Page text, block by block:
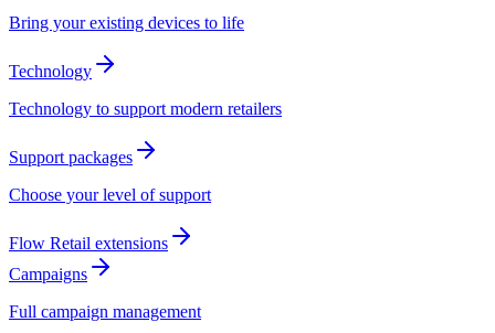
Bring your existing devices to life​​​​‌ ‍ ​‍​‍‌‍ ‌ ​‍‌‍‍‌‌‍‌ ‌‍‍‌‌‍ ‍​‍​‍​ ‍‍​‍​‍‌ ​ ‌‍​‌‌‍ ‍‌‍‍‌‌ ‌​‌ ‍‌​‍ ‍‌‍‍‌‌‍ ​‍​‍​‍ ​​‍​‍‌‍‍​‌ ​‍‌‍‌‌‌‍‌‍​‍​‍​ ‍‍​‍​‍‌‍‍​‌ ‌​‌ ‌​‌ ​​​ ‍‍​‍ ​‍ ‌‍ ​‌‍ ‌‍​ ‌‍​‌‌‍ ​‌‍‍​‌‍ ‌ ​ ‌ ‌​​ ‍‍​ ​ ​ ​​​ ​​​ ​​​‍ ‌ ​ ‌ ‌​‌ ‌‌‌‍‌​‌‍‍‌‌‍ ​‍ ‌‍‍‌‌‍ ‍‌ ‌​‌‍‌‌‌‍ ‍‌ ‌​​‍ ‌‍‌‌‌‍‌​‌‍‍‌‌ ‌​​‍ ‌‍ ‌‌‍ ‌‍‌​‌‍‌‌​ ‌‌ ​​‌ ​‍‌‍‌‌‌ ​ ‌‍‌‌‌‍ ‍‌ ‌​‌‍​‌‌ ‌​‌‍‍‌‌‍ ‌‍ ‍​ ‍ ‌‍‍‌‌‍‌​​ ‌​ ​‌​ ‍​​ ‍​‌‍‌‍‌‍​ ​ ‌ ​ ​ ‌‍​ ​‍ ‌​ ​ ‌‍​‌​ ​​‌‍‌‌​‍ ‌​ ‌​​ ​ ​ ​‌​ ​​​‍ ‌​ ‍​‌‍‌‍​ ‍‌​ ​ ​‍ ‌‌‍​‌‌‍‌‍‌‍​ ‌‍​‍​ ‌‍‌‍​ ​ ​‌​ ​ ​ ‍‌​ ‍‌​ ‌‍‌‍​‍​ ‍ ‌ ‌​‌ ‍‌‌ ​​‌‍‌‌​ ‌‌‍ ‍‌‍​‌‌ ‌‍‌‍‍‌‌‍‌ ‌‍​‌‌ ‌​‌‍‍‌‌‍ ‌‍ ‍​ ‍ ‌ ​​‌‍​‌‌ ‌​‌‍‍​​ ‌‌‍ ‍‌‍​‌‌ ‌‍‌‍‍‌‌‍‌ ‌‍​‌‌ ‌​‌‍‍‌‌‍ ‌‍ ‍‌​‍‌‌ ‌​‌‍‌‌‌‍ ‌‌ ​ ​‍‌‌​ ‌‌‌​​‍‌‌ ‌‍‍ ‌‍‌‌‌ ‍‌​‍‌‌​ ​ ‌​‌​​‍‌‌​ ​ ‌​‌​​‍‌‌​ ​‍​ ​‍​ ​‌‌‍​‍​ ​​​ ‌‍‌‍‌​​ ​​​ ‌ ​ ‌​​ ​‍​ ‌‌​ ​‌​ ​‌​‍‌‌​ ​‍​ ​‍​‍‌‌​ ‌‌‌​‌​​‍ ‍‌‍​ ‌‍‍​‌‍‍‌‌‍ ​‌‍‌​‌ ​‍‌‍‌‌‌‍ ‍​‍‌‌​ ‌‌‌​​‍‌‌ ‌‍‍ ‌‍‌‌‌ ‍‌​‍‌‌​ ​ ‌​‌​​‍‌‌​ ​ ‌​‌​​‍‌‌​ ​‍​ ​‍‌‍‌‍​ ​​​ ​‌​ ‌‍​ ‌​​ ​ ​ ‌‌‌‍‌‍​ ​​​ ​ ​ ‌‍​ ​ ​‍‌‌​ ​‍​ ​‍​‍‌‌​ ‌‌‌​‌​​‍ ‍‌‍​ ‌‍‍​‌‍‍‌‌‍ ​‌‍‌​‌ ​‍‌‍‌‌‌‍ ‍​‍‌‌​ ‌‌‌​​‍‌‌ ‌‍‍ ‌‍‌‌‌ ‍‌​‍‌‌​ ​ ‌​‌​​‍‌‌​ ​ ‌​‌​​‍‌‌​ ​‍​ ​‍‌‍‌‍‌‍‌‍​ ‍​​ ‌ ​ ‌‍​ ‌​‌‍‌‍​ ​​‌‍​ ‌‍‌​​ ‍‌‌‍​‌​‍‌‌​ ​‍​ ​‍​‍‌‌​ ‌‌‌​‌​​‍ ‍‌‍‌‌‌ ‍​‌‍​ ‌‍‌‌‌ ​‍‌ ​​‌ ‌​​ ‌‍​‍‌‍​‌‌ ​ ‌‍‌‌‌‌‌‌‌ ​‍‌‍ ​​ ‌‌‍‍​‌ ‌​‌ ‌​‌ ​​​‍‌‌​ ​ ‌​​‌​‍‌‌​ ​‍‌​‌‍​‍‌‌​ ​‍‌​‌‍‌‍ ​‌‍ ‌‍​ ‌‍​‌‌‍ ​‌‍‍​‌‍ ‌ ​ ‌ ‌​​‍‌‌​ ​ ‌​​‌​ ​ ​ ​​​ ​​​ ​​​‍‌‌​ ​‍‌​‌‍‌ ​ ‌ ‌​‌ ‌‌‌‍‌​‌‍‍‌‌‍ ​‍‌‍‌‍‍‌‌‍‌​​ ‌​ ​‌​ ‍​​ ‍​‌‍‌‍‌‍​ ​ ‌ ​ ​ ‌‍​ ​‍ ‌​ ​ ‌‍​‌​ ​​‌‍‌‌​‍ ‌​ ‌​​ ​ ​ ​‌​ ​​​‍ ‌​ ‍​‌‍‌‍​ ‍‌​ ​ ​‍ ‌‌‍​‌‌‍‌‍‌‍​ ‌‍​‍​ ‌‍‌‍​ ​ ​‌​ ​ ​ ‍‌​ ‍‌​ ‌‍‌‍​‍​‍‌‍‌ ‌​‌ ‍‌‌ ​​‌‍‌‌​ ‌‌‍ ‍‌‍​‌‌ ‌‍‌‍‍‌‌‍‌ ‌‍​‌‌ ‌​‌‍‍‌‌‍ ‌‍ ‍​‍‌‍‌ ​​‌‍​‌‌ ‌​‌‍‍​​ ‌‌‍ ‍‌‍​‌‌ ‌‍‌‍‍‌‌‍‌ ‌‍​‌‌ ‌​‌‍‍‌‌‍ ‌‍ ‍‌​‍‌‌ ‌​‌‍‌‌‌‍ ‌‌ ​ ​‍‌‌​ ‌‌‌​​‍‌‌ ‌‍‍ ‌‍‌‌‌ ‍‌​‍‌‌​ ​ ‌​‌​​‍‌‌​ ​ ‌​‌​​‍‌‌​ ​‍​ ​‍​ ​‌‌‍​‍​ ​​​ ‌‍‌‍‌​​ ​​​ ‌ ​ ‌​​ ​‍​ ‌‌​ ​‌​ ​‌​‍‌‌​ ​‍​ ​‍​‍‌‌​ ‌‌‌​‌​​‍ ‍‌‍​ ‌‍‍​‌‍‍‌‌‍ ​‌‍‌​‌ ​‍‌‍‌‌‌‍ ‍​‍‌‌​ ‌‌‌​​‍‌‌ ‌‍‍ ‌‍‌‌‌ ‍‌​‍‌‌​ ​ ‌​‌​​‍‌‌​ ​ ‌​‌​​‍‌‌​ ​‍​ ​‍‌‍‌‍​ ​​​ ​‌​ ‌‍​ ‌​​ ​ ​ ‌‌‌‍‌‍​ ​​​ ​ ​ ‌‍​ ​ ​‍‌‌​ ​‍​ ​‍​‍‌‌​ ‌‌‌​‌​​‍ ‍‌‍​ ‌‍‍​‌‍‍‌‌‍ ​‌‍‌​‌ ​‍‌‍‌‌‌‍ ‍​‍‌‌​ ‌‌‌​​‍‌‌ ‌‍‍ ‌‍‌‌‌ ‍‌​‍‌‌​ ​ ‌​‌​​‍‌‌​ ​ ‌​‌​​‍‌‌​ ​‍​ ​‍‌‍‌‍‌‍‌‍​ ‍​​ ‌ ​ ‌‍​ ‌​‌‍‌‍​ ​​‌‍​ ‌‍‌​​ ‍‌‌‍​‌​‍‌‌​ ​‍​ ​‍​‍‌‌​ ‌‌‌​‌​​‍ ‍‌‍‌‌‌ ‍​‌‍​ ‌‍‌‌‌ ​‍‌ ​​‌ ‌​​‍‌‍‌ ​​‌‍‌‌‌ ​‍‌ ​ ‌ ​​‌‍‌‌‌‍​ ‌ ‌​‌‍‍‌‌ ‌‍‌‍‌‌​ ‌‌ ​​‌ ‌‌‌‍​‍‌‍ ​‌‍‍‌‌ ​ ‌‍‍​‌‍‌‌‌‍‌​​‍​‍‌ ‌
Technology​​​​‌ ‍ ​‍​‍‌‍ ‌ ​‍‌‍‍‌‌‍‌ ‌‍‍‌‌‍ ‍​‍​‍​ ‍‍​‍​‍‌ ​ ‌‍​‌‌‍ ‍‌‍‍‌‌ ‌​‌ ‍‌​‍ ‍‌‍‍‌‌‍ ​‍​‍​‍ ​​‍​‍‌‍‍​‌ ​‍‌‍‌‌‌‍‌‍​‍​‍​ ‍‍​‍​‍‌‍‍​‌ ‌​‌ ‌​‌ ​​​ ‍‍​‍ ​‍ ‌‍ ​‌‍ ‌‍​ ‌‍​‌‌‍ ​‌‍‍​‌‍ ‌ ​ ‌ ‌​​ ‍‍​ ​ ​ ​​​ ​​​ ​​​‍ ‌ ​ ‌ ‌​‌ ‌‌‌‍‌​‌‍‍‌‌‍ ​‍ ‌‍‍‌‌‍ ‍‌ ‌​‌‍‌‌‌‍ ‍‌ ‌​​‍ ‌‍‌‌‌‍‌​‌‍‍‌‌ ‌​​‍ ‌‍ ‌‌‍ ‌‍‌​‌‍‌‌​ ‌‌ ​​‌ ​‍‌‍‌‌‌ ​ ‌‍‌‌‌‍ ‍‌ ‌​‌‍​‌‌ ‌​‌‍‍‌‌‍ ‌‍ ‍​ ‍ ‌‍‍‌‌‍‌​​ ‌​ ​‌​ ‍​​ ‍​‌‍‌‍‌‍​ ​ ‌ ​ ​ ‌‍​ ​‍ ‌​ ​ ‌‍​‌​ ​​‌‍‌‌​‍ ‌​ ‌​​ ​ ​ ​‌​ ​​​‍ ‌​ ‍​‌‍‌‍​ ‍‌​ ​ ​‍ ‌‌‍​‌‌‍‌‍‌‍​ ‌‍​‍​ ‌‍‌‍​ ​ ​‌​ ​ ​ ‍‌​ ‍‌​ ‌‍‌‍​‍​ ‍ ‌ ‌​‌ ‍‌‌ ​​‌‍‌‌​ ‌‌‍ ‍‌‍​‌‌ ‌‍‌‍‍‌‌‍‌ ‌‍​‌‌ ‌​‌‍‍‌‌‍ ‌‍ ‍​ ‍ ‌ ​​‌‍​‌‌ ‌​‌‍‍​​ ‌‌‍ ‍‌‍​‌‌ ‌‍‌‍‍‌‌‍‌ ‌‍​‌‌ ‌​‌‍‍‌‌‍ ‌‍ ‍‌​‍‌‌ ‌​‌‍‌‌‌‍ ‌‌ ​ ​‍‌‌​ ‌‌‌​​‍‌‌ ‌‍‍ ‌‍‌‌‌ ‍‌​‍‌‌​ ​ ‌​‌​​‍‌‌​ ​ ‌​‌​​‍‌‌​ ​‍​ ​‍​ ​‌‌‍​‍​ ​​​ ‌‍‌‍‌​​ ​​​ ‌ ​ ‌​​ ​‍​ ‌‌​ ​‌​ ​‌​‍‌‌​ ​‍​ ​‍​‍‌‌​ ‌‌‌​‌​​‍ ‍‌‍​ ‌‍‍​‌‍‍‌‌‍ ​‌‍‌​‌ ​‍‌‍‌‌‌‍ ‍​‍‌‌​ ‌‌‌​​‍‌‌ ‌‍‍ ‌‍‌‌‌ ‍‌​‍‌‌​ ​ ‌​‌​​‍‌‌​ ​ ‌​‌​​‍‌‌​ ​‍​ ​‍‌‍‌‍​ ​​​ ​‌​ ‌‍​ ‌​​ ​ ​ ‌‌‌‍‌‍​ ​​​ ​ ​ ‌‍​ ​ ​‍‌‌​ ​‍​ ​‍​‍‌‌​ ‌‌‌​‌​​‍ ‍‌‍​ ‌‍‍​‌‍‍‌‌‍ ​‌‍‌​‌ ​‍‌‍‌‌‌‍ ‍​‍‌‌​ ‌‌‌​​‍‌‌ ‌‍‍ ‌‍‌‌‌ ‍‌​‍‌‌​ ​ ‌​‌​​‍‌‌​ ​ ‌​‌​​‍‌‌​ ​‍​ ​‍​ ​​‌‍‌​​ ‌​​ ​ ‌‍‌​​ ​‍‌‍​‌​ ‌‌‌‍‌‌‌‍‌​​ ‌‌​ ​​​‍‌‌​ ​‍​ ​‍​‍‌‌​ ‌‌‌​‌​​‍ ‍‌ ‌​‌‍‍‌‌ ‌​‌‍ ​‌‍‌‌​ ‌‍​‍‌‍​‌‌ ​ ‌‍‌‌‌‌‌‌‌ ​‍‌‍ ​​ ‌‌‍‍​‌ ‌​‌ ‌​‌ ​​​‍‌‌​ ​ ‌​​‌​‍‌‌​ ​‍‌​‌‍​‍‌‌​ ​‍‌​‌‍‌‍ ​‌‍ ‌‍​ ‌‍​‌‌‍ ​‌‍‍​‌‍ ‌ ​ ‌ ‌​​‍‌‌​ ​ ‌​​‌​ ​ ​ ​​​ ​​​ ​​​‍‌‌​ ​‍‌​‌‍‌ ​ ‌ ‌​‌ ‌‌‌‍‌​‌‍‍‌‌‍ ​‍‌‍‌‍‍‌‌‍‌​​ ‌​ ​‌​ ‍​​ ‍​‌‍‌‍‌‍​ ​ ‌ ​ ​ ‌‍​ ​‍ ‌​ ​ ‌‍​‌​ ​​‌‍‌‌​‍ ‌​ ‌​​ ​ ​ ​‌​ ​​​‍ ‌​ ‍​‌‍‌‍​ ‍‌​ ​ ​‍ ‌‌‍​‌‌‍‌‍‌‍​ ‌‍​‍​ ‌‍‌‍​ ​ ​‌​ ​ ​ ‍‌​ ‍‌​ ‌‍‌‍​‍​‍‌‍‌ ‌​‌ ‍‌‌ ​​‌‍‌‌​ ‌‌‍ ‍‌‍​‌‌ ‌‍‌‍‍‌‌‍‌ ‌‍​‌‌ ‌​‌‍‍‌‌‍ ‌‍ ‍​‍‌‍‌ ​​‌‍​‌‌ ‌​‌‍‍​​ ‌‌‍ ‍‌‍​‌‌ ‌‍‌‍‍‌‌‍‌ ‌‍​‌‌ ‌​‌‍‍‌‌‍ ‌‍ ‍‌​‍‌‌ ‌​‌‍‌‌‌‍ ‌‌ ​ ​‍‌‌​ ‌‌‌​​‍‌‌ ‌‍‍ ‌‍‌‌‌ ‍‌​‍‌‌​ ​ ‌​‌​​‍‌‌​ ​ ‌​‌​​‍‌‌​ ​‍​ ​‍​ ​‌‌‍​‍​ ​​​ ‌‍‌‍‌​​ ​​​ ‌ ​ ‌​​ ​‍​ ‌‌​ ​‌​ ​‌​‍‌‌​ ​‍​ ​‍​‍‌‌​ ‌‌‌​‌​​‍ ‍‌‍​ ‌‍‍​‌‍‍‌‌‍ ​‌‍‌​‌ ​‍‌‍‌‌‌‍ ‍​‍‌‌​ ‌‌‌​​‍‌‌ ‌‍‍ ‌‍‌‌‌ ‍‌​‍‌‌​ ​ ‌​‌​​‍‌‌​ ​ ‌​‌​​‍‌‌​ ​‍​ ​‍‌‍‌‍​ ​​​ ​‌​ ‌‍​ ‌​​ ​ ​ ‌‌‌‍‌‍​ ​​​ ​ ​ ‌‍​ ​ ​‍‌‌​ ​‍​ ​‍​‍‌‌​ ‌‌‌​‌​​‍ ‍‌‍​ ‌‍‍​‌‍‍‌‌‍ ​‌‍‌​‌ ​‍‌‍‌‌‌‍ ‍​‍‌‌​ ‌‌‌​​‍‌‌ ‌‍‍ ‌‍‌‌‌ ‍‌​‍‌‌​ ​ ‌​‌​​‍‌‌​ ​ ‌​‌​​‍‌‌​ ​‍​ ​‍​ ​​‌‍‌​​ ‌​​ ​ ‌‍‌​​ ​‍‌‍​‌​ ‌‌‌‍‌‌‌‍‌​​ ‌‌​ ​​​‍‌‌​ ​‍​ ​‍​‍‌‌​ ‌‌‌​‌​​‍ ‍‌ ‌​‌‍‍‌‌ ‌​‌‍ ​‌‍‌‌​‍‌‍‌ ​​‌‍‌‌‌ ​‍‌ ​ ‌ ​​‌‍‌‌‌‍​ ‌ ‌​‌‍‍‌‌ ‌‍‌‍‌‌​ ‌‌ ​​‌ ‌‌‌‍​‍‌‍ ​‌‍‍‌‌ ​ ‌‍‍​‌‍‌‌‌‍‌​​‍​‍‌ ‌
Technology to support modern retailers​​​​‌ ‍ ​‍​‍‌‍ ‌ ​‍‌‍‍‌‌‍‌ ‌‍‍‌‌‍ ‍​‍​‍​ ‍‍​‍​‍‌ ​ ‌‍​‌‌‍ ‍‌‍‍‌‌ ‌​‌ ‍‌​‍ ‍‌‍‍‌‌‍ ​‍​‍​‍ ​​‍​‍‌‍‍​‌ ​‍‌‍‌‌‌‍‌‍​‍​‍​ ‍‍​‍​‍‌‍‍​‌ ‌​‌ ‌​‌ ​​​ ‍‍​‍ ​‍ ‌‍ ​‌‍ ‌‍​ ‌‍​‌‌‍ ​‌‍‍​‌‍ ‌ ​ ‌ ‌​​ ‍‍​ ​ ​ ​​​ ​​​ ​​​‍ ‌ ​ ‌ ‌​‌ ‌‌‌‍‌​‌‍‍‌‌‍ ​‍ ‌‍‍‌‌‍ ‍‌ ‌​‌‍‌‌‌‍ ‍‌ ‌​​‍ ‌‍‌‌‌‍‌​‌‍‍‌‌ ‌​​‍ ‌‍ ‌‌‍ ‌‍‌​‌‍‌‌​ ‌‌ ​​‌ ​‍‌‍‌‌‌ ​ ‌‍‌‌‌‍ ‍‌ ‌​‌‍​‌‌ ‌​‌‍‍‌‌‍ ‌‍ ‍​ ‍ ‌‍‍‌‌‍‌​​ ‌​ ​‌​ ‍​​ ‍​‌‍‌‍‌‍​ ​ ‌ ​ ​ ‌‍​ ​‍ ‌​ ​ ‌‍​‌​ ​​‌‍‌‌​‍ ‌​ ‌​​ ​ ​ ​‌​ ​​​‍ ‌​ ‍​‌‍‌‍​ ‍‌​ ​ ​‍ ‌‌‍​‌‌‍‌‍‌‍​ ‌‍​‍​ ‌‍‌‍​ ​ ​‌​ ​ ​ ‍‌​ ‍‌​ ‌‍‌‍​‍​ ‍ ‌ ‌​‌ ‍‌‌ ​​‌‍‌‌​ ‌‌‍ ‍‌‍​‌‌ ‌‍‌‍‍‌‌‍‌ ‌‍​‌‌ ‌​‌‍‍‌‌‍ ‌‍ ‍​ ‍ ‌ ​​‌‍​‌‌ ‌​‌‍‍​​ ‌‌‍ ‍‌‍​‌‌ ‌‍‌‍‍‌‌‍‌ ‌‍​‌‌ ‌​‌‍‍‌‌‍ ‌‍ ‍‌​‍‌‌ ‌​‌‍‌‌‌‍ ‌‌ ​ ​‍‌‌​ ‌‌‌​​‍‌‌ ‌‍‍ ‌‍‌‌‌ ‍‌​‍‌‌​ ​ ‌​‌​​‍‌‌​ ​ ‌​‌​​‍‌‌​ ​‍​ ​‍​ ​‌‌‍​‍​ ​​​ ‌‍‌‍‌​​ ​​​ ‌ ​ ‌​​ ​‍​ ‌‌​ ​‌​ ​‌​‍‌‌​ ​‍​ ​‍​‍‌‌​ ‌‌‌​‌​​‍ ‍‌‍​ ‌‍‍​‌‍‍‌‌‍ ​‌‍‌​‌ ​‍‌‍‌‌‌‍ ‍​‍‌‌​ ‌‌‌​​‍‌‌ ‌‍‍ ‌‍‌‌‌ ‍‌​‍‌‌​ ​ ‌​‌​​‍‌‌​ ​ ‌​‌​​‍‌‌​ ​‍​ ​‍‌‍‌‍​ ​​​ ​‌​ ‌‍​ ‌​​ ​ ​ ‌‌‌‍‌‍​ ​​​ ​ ​ ‌‍​ ​ ​‍‌‌​ ​‍​ ​‍​‍‌‌​ ‌‌‌​‌​​‍ ‍‌‍​ ‌‍‍​‌‍‍‌‌‍ ​‌‍‌​‌ ​‍‌‍‌‌‌‍ ‍​‍‌‌​ ‌‌‌​​‍‌‌ ‌‍‍ ‌‍‌‌‌ ‍‌​‍‌‌​ ​ ‌​‌​​‍‌‌​ ​ ‌​‌​​‍‌‌​ ​‍​ ​‍​ ​​‌‍‌​​ ‌​​ ​ ‌‍‌​​ ​‍‌‍​‌​ ‌‌‌‍‌‌‌‍‌​​ ‌‌​ ​​​‍‌‌​ ​‍​ ​‍​‍‌‌​ ‌‌‌​‌​​‍ ‍‌‍‌‌‌ ‍​‌‍​ ‌‍‌‌‌ ​‍‌ ​​‌ ‌​​ ‌‍​‍‌‍​‌‌ ​ ‌‍‌‌‌‌‌‌‌ ​‍‌‍ ​​ ‌‌‍‍​‌ ‌​‌ ‌​‌ ​​​‍‌‌​ ​ ‌​​‌​‍‌‌​ ​‍‌​‌‍​‍‌‌​ ​‍‌​‌‍‌‍ ​‌‍ ‌‍​ ‌‍​‌‌‍ ​‌‍‍​‌‍ ‌ ​ ‌ ‌​​‍‌‌​ ​ ‌​​‌​ ​ ​ ​​​ ​​​ ​​​‍‌‌​ ​‍‌​‌‍‌ ​ ‌ ‌​‌ ‌‌‌‍‌​‌‍‍‌‌‍ ​‍‌‍‌‍‍‌‌‍‌​​ ‌​ ​‌​ ‍​​ ‍​‌‍‌‍‌‍​ ​ ‌ ​ ​ ‌‍​ ​‍ ‌​ ​ ‌‍​‌​ ​​‌‍‌‌​‍ ‌​ ‌​​ ​ ​ ​‌​ ​​​‍ ‌​ ‍​‌‍‌‍​ ‍‌​ ​ ​‍ ‌‌‍​‌‌‍‌‍‌‍​ ‌‍​‍​ ‌‍‌‍​ ​ ​‌​ ​ ​ ‍‌​ ‍‌​ ‌‍‌‍​‍​‍‌‍‌ ‌​‌ ‍‌‌ ​​‌‍‌‌​ ‌‌‍ ‍‌‍​‌‌ ‌‍‌‍‍‌‌‍‌ ‌‍​‌‌ ‌​‌‍‍‌‌‍ ‌‍ ‍​‍‌‍‌ ​​‌‍​‌‌ ‌​‌‍‍​​ ‌‌‍ ‍‌‍​‌‌ ‌‍‌‍‍‌‌‍‌ ‌‍​‌‌ ‌​‌‍‍‌‌‍ ‌‍ ‍‌​‍‌‌ ‌​‌‍‌‌‌‍ ‌‌ ​ ​‍‌‌​ ‌‌‌​​‍‌‌ ‌‍‍ ‌‍‌‌‌ ‍‌​‍‌‌​ ​ ‌​‌​​‍‌‌​ ​ ‌​‌​​‍‌‌​ ​‍​ ​‍​ ​‌‌‍​‍​ ​​​ ‌‍‌‍‌​​ ​​​ ‌ ​ ‌​​ ​‍​ ‌‌​ ​‌​ ​‌​‍‌‌​ ​‍​ ​‍​‍‌‌​ ‌‌‌​‌​​‍ ‍‌‍​ ‌‍‍​‌‍‍‌‌‍ ​‌‍‌​‌ ​‍‌‍‌‌‌‍ ‍​‍‌‌​ ‌‌‌​​‍‌‌ ‌‍‍ ‌‍‌‌‌ ‍‌​‍‌‌​ ​ ‌​‌​​‍‌‌​ ​ ‌​‌​​‍‌‌​ ​‍​ ​‍‌‍‌‍​ ​​​ ​‌​ ‌‍​ ‌​​ ​ ​ ‌‌‌‍‌‍​ ​​​ ​ ​ ‌‍​ ​ ​‍‌‌​ ​‍​ ​‍​‍‌‌​ ‌‌‌​‌​​‍ ‍‌‍​ ‌‍‍​‌‍‍‌‌‍ ​‌‍‌​‌ ​‍‌‍‌‌‌‍ ‍​‍‌‌​ ‌‌‌​​‍‌‌ ‌‍‍ ‌‍‌‌‌ ‍‌​‍‌‌​ ​ ‌​‌​​‍‌‌​ ​ ‌​‌​​‍‌‌​ ​‍​ ​‍​ ​​‌‍‌​​ ‌​​ ​ ‌‍‌​​ ​‍‌‍​‌​ ‌‌‌‍‌‌‌‍‌​​ ‌‌​ ​​​‍‌‌​ ​‍​ ​‍​‍‌‌​ ‌‌‌​‌​​‍ ‍‌‍‌‌‌ ‍​‌‍​ ‌‍‌‌‌ ​‍‌ ​​‌ ‌​​‍‌‍‌ ​​‌‍‌‌‌ ​‍‌ ​ ‌ ​​‌‍‌‌‌‍​ ‌ ‌​‌‍‍‌‌ ‌‍‌‍‌‌​ ‌‌ ​​‌ ‌‌‌‍​‍‌‍ ​‌‍‍‌‌ ​ ‌‍‍​‌‍‌‌‌‍‌​​‍​‍‌ ‌
Support packages​​​​‌ ‍ ​‍​‍‌‍ ‌ ​‍‌‍‍‌‌‍‌ ‌‍‍‌‌‍ ‍​‍​‍​ ‍‍​‍​‍‌ ​ ‌‍​‌‌‍ ‍‌‍‍‌‌ ‌​‌ ‍‌​‍ ‍‌‍‍‌‌‍ ​‍​‍​‍ ​​‍​‍‌‍‍​‌ ​‍‌‍‌‌‌‍‌‍​‍​‍​ ‍‍​‍​‍‌‍‍​‌ ‌​‌ ‌​‌ ​​​ ‍‍​‍ ​‍ ‌‍ ​‌‍ ‌‍​ ‌‍​‌‌‍ ​‌‍‍​‌‍ ‌ ​ ‌ ‌​​ ‍‍​ ​ ​ ​​​ ​​​ ​​​‍ ‌ ​ ‌ ‌​‌ ‌‌‌‍‌​‌‍‍‌‌‍ ​‍ ‌‍‍‌‌‍ ‍‌ ‌​‌‍‌‌‌‍ ‍‌ ‌​​‍ ‌‍‌‌‌‍‌​‌‍‍‌‌ ‌​​‍ ‌‍ ‌‌‍ ‌‍‌​‌‍‌‌​ ‌‌ ​​‌ ​‍‌‍‌‌‌ ​ ‌‍‌‌‌‍ ‍‌ ‌​‌‍​‌‌ ‌​‌‍‍‌‌‍ ‌‍ ‍​ ‍ ‌‍‍‌‌‍‌​​ ‌​ ​‌​ ‍​​ ‍​‌‍‌‍‌‍​ ​ ‌ ​ ​ ‌‍​ ​‍ ‌​ ​ ‌‍​‌​ ​​‌‍‌‌​‍ ‌​ ‌​​ ​ ​ ​‌​ ​​​‍ ‌​ ‍​‌‍‌‍​ ‍‌​ ​ ​‍ ‌‌‍​‌‌‍‌‍‌‍​ ‌‍​‍​ ‌‍‌‍​ ​ ​‌​ ​ ​ ‍‌​ ‍‌​ ‌‍‌‍​‍​ ‍ ‌ ‌​‌ ‍‌‌ ​​‌‍‌‌​ ‌‌‍ ‍‌‍​‌‌ ‌‍‌‍‍‌‌‍‌ ‌‍​‌‌ ‌​‌‍‍‌‌‍ ‌‍ ‍​ ‍ ‌ ​​‌‍​‌‌ ‌​‌‍‍​​ ‌‌‍ ‍‌‍​‌‌ ‌‍‌‍‍‌‌‍‌ ‌‍​‌‌ ‌​‌‍‍‌‌‍ ‌‍ ‍‌​‍‌‌ ‌​‌‍‌‌‌‍ ‌‌ ​ ​‍‌‌​ ‌‌‌​​‍‌‌ ‌‍‍ ‌‍‌‌‌ ‍‌​‍‌‌​ ​ ‌​‌​​‍‌‌​ ​ ‌​‌​​‍‌‌​ ​‍​ ​‍​ ​‌‌‍​‍​ ​​​ ‌‍‌‍‌​​ ​​​ ‌ ​ ‌​​ ​‍​ ‌‌​ ​‌​ ​‌​‍‌‌​ ​‍​ ​‍​‍‌‌​ ‌‌‌​‌​​‍ ‍‌‍​ ‌‍‍​‌‍‍‌‌‍ ​‌‍‌​‌ ​‍‌‍‌‌‌‍ ‍​‍‌‌​ ‌‌‌​​‍‌‌ ‌‍‍ ‌‍‌‌‌ ‍‌​‍‌‌​ ​ ‌​‌​​‍‌‌​ ​ ‌​‌​​‍‌‌​ ​‍​ ​‍‌‍‌‍​ ​​​ ​‌​ ‌‍​ ‌​​ ​ ​ ‌‌‌‍‌‍​ ​​​ ​ ​ ‌‍​ ​ ​‍‌‌​ ​‍​ ​‍​‍‌‌​ ‌‌‌​‌​​‍ ‍‌‍​ ‌‍‍​‌‍‍‌‌‍ ​‌‍‌​‌ ​‍‌‍‌‌‌‍ ‍​‍‌‌​ ‌‌‌​​‍‌‌ ‌‍‍ ‌‍‌‌‌ ‍‌​‍‌‌​ ​ ‌​‌​​‍‌‌​ ​ ‌​‌​​‍‌‌​ ​‍​ ​‍​ ​ ​ ‌​​ ​ ​ ‌‍​ ‌‌‌‍​‌‌‍​ ​ ‌ ‌‍‌‌​ ‌‌‌‍‌​​ ‌‍​‍‌‌​ ​‍​ ​‍​‍‌‌​ ‌‌‌​‌​​‍ ‍‌ ‌​‌‍‍‌‌ ‌​‌‍ ​‌‍‌‌​ ‌‍​‍‌‍​‌‌ ​ ‌‍‌‌‌‌‌‌‌ ​‍‌‍ ​​ ‌‌‍‍​‌ ‌​‌ ‌​‌ ​​​‍‌‌​ ​ ‌​​‌​‍‌‌​ ​‍‌​‌‍​‍‌‌​ ​‍‌​‌‍‌‍ ​‌‍ ‌‍​ ‌‍​‌‌‍ ​‌‍‍​‌‍ ‌ ​ ‌ ‌​​‍‌‌​ ​ ‌​​‌​ ​ ​ ​​​ ​​​ ​​​‍‌‌​ ​‍‌​‌‍‌ ​ ‌ ‌​‌ ‌‌‌‍‌​‌‍‍‌‌‍ ​‍‌‍‌‍‍‌‌‍‌​​ ‌​ ​‌​ ‍​​ ‍​‌‍‌‍‌‍​ ​ ‌ ​ ​ ‌‍​ ​‍ ‌​ ​ ‌‍​‌​ ​​‌‍‌‌​‍ ‌​ ‌​​ ​ ​ ​‌​ ​​​‍ ‌​ ‍​‌‍‌‍​ ‍‌​ ​ ​‍ ‌‌‍​‌‌‍‌‍‌‍​ ‌‍​‍​ ‌‍‌‍​ ​ ​‌​ ​ ​ ‍‌​ ‍‌​ ‌‍‌‍​‍​‍‌‍‌ ‌​‌ ‍‌‌ ​​‌‍‌‌​ ‌‌‍ ‍‌‍​‌‌ ‌‍‌‍‍‌‌‍‌ ‌‍​‌‌ ‌​‌‍‍‌‌‍ ‌‍ ‍​‍‌‍‌ ​​‌‍​‌‌ ‌​‌‍‍​​ ‌‌‍ ‍‌‍​‌‌ ‌‍‌‍‍‌‌‍‌ ‌‍​‌‌ ‌​‌‍‍‌‌‍ ‌‍ ‍‌​‍‌‌ ‌​‌‍‌‌‌‍ ‌‌ ​ ​‍‌‌​ ‌‌‌​​‍‌‌ ‌‍‍ ‌‍‌‌‌ ‍‌​‍‌‌​ ​ ‌​‌​​‍‌‌​ ​ ‌​‌​​‍‌‌​ ​‍​ ​‍​ ​‌‌‍​‍​ ​​​ ‌‍‌‍‌​​ ​​​ ‌ ​ ‌​​ ​‍​ ‌‌​ ​‌​ ​‌​‍‌‌​ ​‍​ ​‍​‍‌‌​ ‌‌‌​‌​​‍ ‍‌‍​ ‌‍‍​‌‍‍‌‌‍ ​‌‍‌​‌ ​‍‌‍‌‌‌‍ ‍​‍‌‌​ ‌‌‌​​‍‌‌ ‌‍‍ ‌‍‌‌‌ ‍‌​‍‌‌​ ​ ‌​‌​​‍‌‌​ ​ ‌​‌​​‍‌‌​ ​‍​ ​‍‌‍‌‍​ ​​​ ​‌​ ‌‍​ ‌​​ ​ ​ ‌‌‌‍‌‍​ ​​​ ​ ​ ‌‍​ ​ ​‍‌‌​ ​‍​ ​‍​‍‌‌​ ‌‌‌​‌​​‍ ‍‌‍​ ‌‍‍​‌‍‍‌‌‍ ​‌‍‌​‌ ​‍‌‍‌‌‌‍ ‍​‍‌‌​ ‌‌‌​​‍‌‌ ‌‍‍ ‌‍‌‌‌ ‍‌​‍‌‌​ ​ ‌​‌​​‍‌‌​ ​ ‌​‌​​‍‌‌​ ​‍​ ​‍​ ​ ​ ‌​​ ​ ​ ‌‍​ ‌‌‌‍​‌‌‍​ ​ ‌ ‌‍‌‌​ ‌‌‌‍‌​​ ‌‍​‍‌‌​ ​‍​ ​‍​‍‌‌​ ‌‌‌​‌​​‍ ‍‌ ‌​‌‍‍‌‌ ‌​‌‍ ​‌‍‌‌​‍‌‍‌ ​​‌‍‌‌‌ ​‍‌ ​ ‌ ​​‌‍‌‌‌‍​ ‌ ‌​‌‍‍‌‌ ‌‍‌‍‌‌​ ‌‌ ​​‌ ‌‌‌‍​‍‌‍ ​‌‍‍‌‌ ​ ‌‍‍​‌‍‌‌‌‍‌​​‍​‍‌ ‌
Choose your level of support​​​​‌ ‍ ​‍​‍‌‍ ‌ ​‍‌‍‍‌‌‍‌ ‌‍‍‌‌‍ ‍​‍​‍​ ‍‍​‍​‍‌ ​ ‌‍​‌‌‍ ‍‌‍‍‌‌ ‌​‌ ‍‌​‍ ‍‌‍‍‌‌‍ ​‍​‍​‍ ​​‍​‍‌‍‍​‌ ​‍‌‍‌‌‌‍‌‍​‍​‍​ ‍‍​‍​‍‌‍‍​‌ ‌​‌ ‌​‌ ​​​ ‍‍​‍ ​‍ ‌‍ ​‌‍ ‌‍​ ‌‍​‌‌‍ ​‌‍‍​‌‍ ‌ ​ ‌ ‌​​ ‍‍​ ​ ​ ​​​ ​​​ ​​​‍ ‌ ​ ‌ ‌​‌ ‌‌‌‍‌​‌‍‍‌‌‍ ​‍ ‌‍‍‌‌‍ ‍‌ ‌​‌‍‌‌‌‍ ‍‌ ‌​​‍ ‌‍‌‌‌‍‌​‌‍‍‌‌ ‌​​‍ ‌‍ ‌‌‍ ‌‍‌​‌‍‌‌​ ‌‌ ​​‌ ​‍‌‍‌‌‌ ​ ‌‍‌‌‌‍ ‍‌ ‌​‌‍​‌‌ ‌​‌‍‍‌‌‍ ‌‍ ‍​ ‍ ‌‍‍‌‌‍‌​​ ‌​ ​‌​ ‍​​ ‍​‌‍‌‍‌‍​ ​ ‌ ​ ​ ‌‍​ ​‍ ‌​ ​ ‌‍​‌​ ​​‌‍‌‌​‍ ‌​ ‌​​ ​ ​ ​‌​ ​​​‍ ‌​ ‍​‌‍‌‍​ ‍‌​ ​ ​‍ ‌‌‍​‌‌‍‌‍‌‍​ ‌‍​‍​ ‌‍‌‍​ ​ ​‌​ ​ ​ ‍‌​ ‍‌​ ‌‍‌‍​‍​ ‍ ‌ ‌​‌ ‍‌‌ ​​‌‍‌‌​ ‌‌‍ ‍‌‍​‌‌ ‌‍‌‍‍‌‌‍‌ ‌‍​‌‌ ‌​‌‍‍‌‌‍ ‌‍ ‍​ ‍ ‌ ​​‌‍​‌‌ ‌​‌‍‍​​ ‌‌‍ ‍‌‍​‌‌ ‌‍‌‍‍‌‌‍‌ ‌‍​‌‌ ‌​‌‍‍‌‌‍ ‌‍ ‍‌​‍‌‌ ‌​‌‍‌‌‌‍ ‌‌ ​ ​‍‌‌​ ‌‌‌​​‍‌‌ ‌‍‍ ‌‍‌‌‌ ‍‌​‍‌‌​ ​ ‌​‌​​‍‌‌​ ​ ‌​‌​​‍‌‌​ ​‍​ ​‍​ ​‌‌‍​‍​ ​​​ ‌‍‌‍‌​​ ​​​ ‌ ​ ‌​​ ​‍​ ‌‌​ ​‌​ ​‌​‍‌‌​ ​‍​ ​‍​‍‌‌​ ‌‌‌​‌​​‍ ‍‌‍​ ‌‍‍​‌‍‍‌‌‍ ​‌‍‌​‌ ​‍‌‍‌‌‌‍ ‍​‍‌‌​ ‌‌‌​​‍‌‌ ‌‍‍ ‌‍‌‌‌ ‍‌​‍‌‌​ ​ ‌​‌​​‍‌‌​ ​ ‌​‌​​‍‌‌​ ​‍​ ​‍‌‍‌‍​ ​​​ ​‌​ ‌‍​ ‌​​ ​ ​ ‌‌‌‍‌‍​ ​​​ ​ ​ ‌‍​ ​ ​‍‌‌​ ​‍​ ​‍​‍‌‌​ ‌‌‌​‌​​‍ ‍‌‍​ ‌‍‍​‌‍‍‌‌‍ ​‌‍‌​‌ ​‍‌‍‌‌‌‍ ‍​‍‌‌​ ‌‌‌​​‍‌‌ ‌‍‍ ‌‍‌‌‌ ‍‌​‍‌‌​ ​ ‌​‌​​‍‌‌​ ​ ‌​‌​​‍‌‌​ ​‍​ ​‍​ ​ ​ ‌​​ ​ ​ ‌‍​ ‌‌‌‍​‌‌‍​ ​ ‌ ‌‍‌‌​ ‌‌‌‍‌​​ ‌‍​‍‌‌​ ​‍​ ​‍​‍‌‌​ ‌‌‌​‌​​‍ ‍‌‍‌‌‌ ‍​‌‍​ ‌‍‌‌‌ ​‍‌ ​​‌ ‌​​ ‌‍​‍‌‍​‌‌ ​ ‌‍‌‌‌‌‌‌‌ ​‍‌‍ ​​ ‌‌‍‍​‌ ‌​‌ ‌​‌ ​​​‍‌‌​ ​ ‌​​‌​‍‌‌​ ​‍‌​‌‍​‍‌‌​ ​‍‌​‌‍‌‍ ​‌‍ ‌‍​ ‌‍​‌‌‍ ​‌‍‍​‌‍ ‌ ​ ‌ ‌​​‍‌‌​ ​ ‌​​‌​ ​ ​ ​​​ ​​​ ​​​‍‌‌​ ​‍‌​‌‍‌ ​ ‌ ‌​‌ ‌‌‌‍‌​‌‍‍‌‌‍ ​‍‌‍‌‍‍‌‌‍‌​​ ‌​ ​‌​ ‍​​ ‍​‌‍‌‍‌‍​ ​ ‌ ​ ​ ‌‍​ ​‍ ‌​ ​ ‌‍​‌​ ​​‌‍‌‌​‍ ‌​ ‌​​ ​ ​ ​‌​ ​​​‍ ‌​ ‍​‌‍‌‍​ ‍‌​ ​ ​‍ ‌‌‍​‌‌‍‌‍‌‍​ ‌‍​‍​ ‌‍‌‍​ ​ ​‌​ ​ ​ ‍‌​ ‍‌​ ‌‍‌‍​‍​‍‌‍‌ ‌​‌ ‍‌‌ ​​‌‍‌‌​ ‌‌‍ ‍‌‍​‌‌ ‌‍‌‍‍‌‌‍‌ ‌‍​‌‌ ‌​‌‍‍‌‌‍ ‌‍ ‍​‍‌‍‌ ​​‌‍​‌‌ ‌​‌‍‍​​ ‌‌‍ ‍‌‍​‌‌ ‌‍‌‍‍‌‌‍‌ ‌‍​‌‌ ‌​‌‍‍‌‌‍ ‌‍ ‍‌​‍‌‌ ‌​‌‍‌‌‌‍ ‌‌ ​ ​‍‌‌​ ‌‌‌​​‍‌‌ ‌‍‍ ‌‍‌‌‌ ‍‌​‍‌‌​ ​ ‌​‌​​‍‌‌​ ​ ‌​‌​​‍‌‌​ ​‍​ ​‍​ ​‌‌‍​‍​ ​​​ ‌‍‌‍‌​​ ​​​ ‌ ​ ‌​​ ​‍​ ‌‌​ ​‌​ ​‌​‍‌‌​ ​‍​ ​‍​‍‌‌​ ‌‌‌​‌​​‍ ‍‌‍​ ‌‍‍​‌‍‍‌‌‍ ​‌‍‌​‌ ​‍‌‍‌‌‌‍ ‍​‍‌‌​ ‌‌‌​​‍‌‌ ‌‍‍ ‌‍‌‌‌ ‍‌​‍‌‌​ ​ ‌​‌​​‍‌‌​ ​ ‌​‌​​‍‌‌​ ​‍​ ​‍‌‍‌‍​ ​​​ ​‌​ ‌‍​ ‌​​ ​ ​ ‌‌‌‍‌‍​ ​​​ ​ ​ ‌‍​ ​ ​‍‌‌​ ​‍​ ​‍​‍‌‌​ ‌‌‌​‌​​‍ ‍‌‍​ ‌‍‍​‌‍‍‌‌‍ ​‌‍‌​‌ ​‍‌‍‌‌‌‍ ‍​‍‌‌​ ‌‌‌​​‍‌‌ ‌‍‍ ‌‍‌‌‌ ‍‌​‍‌‌​ ​ ‌​‌​​‍‌‌​ ​ ‌​‌​​‍‌‌​ ​‍​ ​‍​ ​ ​ ‌​​ ​ ​ ‌‍​ ‌‌‌‍​‌‌‍​ ​ ‌ ‌‍‌‌​ ‌‌‌‍‌​​ ‌‍​‍‌‌​ ​‍​ ​‍​‍‌‌​ ‌‌‌​‌​​‍ ‍‌‍‌‌‌ ‍​‌‍​ ‌‍‌‌‌ ​‍‌ ​​‌ ‌​​‍‌‍‌ ​​‌‍‌‌‌ ​‍‌ ​ ‌ ​​‌‍‌‌‌‍​ ‌ ‌​‌‍‍‌‌ ‌‍‌‍‌‌​ ‌‌ ​​‌ ‌‌‌‍​‍‌‍ ​‌‍‍‌‌ ​ ‌‍‍​‌‍‌‌‌‍‌​​‍​‍‌ ‌
Flow Retail extensions​​​​‌ ‍ ​‍​‍‌‍ ‌ ​‍‌‍‍‌‌‍‌ ‌‍‍‌‌‍ ‍​‍​‍​ ‍‍​‍​‍‌ ​ ‌‍​‌‌‍ ‍‌‍‍‌‌ ‌​‌ ‍‌​‍ ‍‌‍‍‌‌‍ ​‍​‍​‍ ​​‍​‍‌‍‍​‌ ​‍‌‍‌‌‌‍‌‍​‍​‍​ ‍‍​‍​‍‌‍‍​‌ ‌​‌ ‌​‌ ​​​ ‍‍​‍ ​‍ ‌‍ ​‌‍ ‌‍​ ‌‍​‌‌‍ ​‌‍‍​‌‍ ‌ ​ ‌ ‌​​ ‍‍​ ​ ​ ​​​ ​​​ ​​​‍ ‌ ​ ‌ ‌​‌ ‌‌‌‍‌​‌‍‍‌‌‍ ​‍ ‌‍‍‌‌‍ ‍‌ ‌​‌‍‌‌‌‍ ‍‌ ‌​​‍ ‌‍‌‌‌‍‌​‌‍‍‌‌ ‌​​‍ ‌‍ ‌‌‍ ‌‍‌​‌‍‌‌​ ‌‌ ​​‌ ​‍‌‍‌‌‌ ​ ‌‍‌‌‌‍ ‍‌ ‌​‌‍​‌‌ ‌​‌‍‍‌‌‍ ‌‍ ‍​ ‍ ‌‍‍‌‌‍‌​​ ‌​ ​‌​ ‍​​ ‍​‌‍‌‍‌‍​ ​ ‌ ​ ​ ‌‍​ ​‍ ‌​ ​ ‌‍​‌​ ​​‌‍‌‌​‍ ‌​ ‌​​ ​ ​ ​‌​ ​​​‍ ‌​ ‍​‌‍‌‍​ ‍‌​ ​ ​‍ ‌‌‍​‌‌‍‌‍‌‍​ ‌‍​‍​ ‌‍‌‍​ ​ ​‌​ ​ ​ ‍‌​ ‍‌​ ‌‍‌‍​‍​ ‍ ‌ ‌​‌ ‍‌‌ ​​‌‍‌‌​ ‌‌‍ ‍‌‍​‌‌ ‌‍‌‍‍‌‌‍‌ ‌‍​‌‌ ‌​‌‍‍‌‌‍ ‌‍ ‍​ ‍ ‌ ​​‌‍​‌‌ ‌​‌‍‍​​ ‌‌‍ ‍‌‍​‌‌ ‌‍‌‍‍‌‌‍‌ ‌‍​‌‌ ‌​‌‍‍‌‌‍ ‌‍ ‍‌​‍‌‌ ‌​‌‍‌‌‌‍ ‌‌ ​ ​‍‌‌​ ‌‌‌​​‍‌‌ ‌‍‍ ‌‍‌‌‌ ‍‌​‍‌‌​ ​ ‌​‌​​‍‌‌​ ​ ‌​‌​​‍‌‌​ ​‍​ ​‍​ ​‌‌‍​‍​ ​​​ ‌‍‌‍‌​​ ​​​ ‌ ​ ‌​​ ​‍​ ‌‌​ ​‌​ ​‌​‍‌‌​ ​‍​ ​‍​‍‌‌​ ‌‌‌​‌​​‍ ‍‌‍​ ‌‍‍​‌‍‍‌‌‍ ​‌‍‌​‌ ​‍‌‍‌‌‌‍ ‍​‍‌‌​ ‌‌‌​​‍‌‌ ‌‍‍ ‌‍‌‌‌ ‍‌​‍‌‌​ ​ ‌​‌​​‍‌‌​ ​ ‌​‌​​‍‌‌​ ​‍​ ​‍‌‍​‍​ ‌​​ ‍​​ ‍​‌‍​‍‌‍‌‍​ ​​‌‍‌‌​ ‌‌‌‍​‌‌‍‌‍​ ​‌​‍‌‌​ ​‍​ ​‍​‍‌‌​ ‌‌‌​‌​​‍ ‍‌ ‌​‌‍‍‌‌ ‌​‌‍ ​‌‍‌‌​ ‌‍​‍‌‍​‌‌ ​ ‌‍‌‌‌‌‌‌‌ ​‍‌‍ ​​ ‌‌‍‍​‌ ‌​‌ ‌​‌ ​​​‍‌‌​ ​ ‌​​‌​‍‌‌​ ​‍‌​‌‍​‍‌‌​ ​‍‌​‌‍‌‍ ​‌‍ ‌‍​ ‌‍​‌‌‍ ​‌‍‍​‌‍ ‌ ​ ‌ ‌​​‍‌‌​ ​ ‌​​‌​ ​ ​ ​​​ ​​​ ​​​‍‌‌​ ​‍‌​‌‍‌ ​ ‌ ‌​‌ ‌‌‌‍‌​‌‍‍‌‌‍ ​‍‌‍‌‍‍‌‌‍‌​​ ‌​ ​‌​ ‍​​ ‍​‌‍‌‍‌‍​ ​ ‌ ​ ​ ‌‍​ ​‍ ‌​ ​ ‌‍​‌​ ​​‌‍‌‌​‍ ‌​ ‌​​ ​ ​ ​‌​ ​​​‍ ‌​ ‍​‌‍‌‍​ ‍‌​ ​ ​‍ ‌‌‍​‌‌‍‌‍‌‍​ ‌‍​‍​ ‌‍‌‍​ ​ ​‌​ ​ ​ ‍‌​ ‍‌​ ‌‍‌‍​‍​‍‌‍‌ ‌​‌ ‍‌‌ ​​‌‍‌‌​ ‌‌‍ ‍‌‍​‌‌ ‌‍‌‍‍‌‌‍‌ ‌‍​‌‌ ‌​‌‍‍‌‌‍ ‌‍ ‍​‍‌‍‌ ​​‌‍​‌‌ ‌​‌‍‍​​ ‌‌‍ ‍‌‍​‌‌ ‌‍‌‍‍‌‌‍‌ ‌‍​‌‌ ‌​‌‍‍‌‌‍ ‌‍ ‍‌​‍‌‌ ‌​‌‍‌‌‌‍ ‌‌ ​ ​‍‌‌​ ‌‌‌​​‍‌‌ ‌‍‍ ‌‍‌‌‌ ‍‌​‍‌‌​ ​ ‌​‌​​‍‌‌​ ​ ‌​‌​​‍‌‌​ ​‍​ ​‍​ ​‌‌‍​‍​ ​​​ ‌‍‌‍‌​​ ​​​ ‌ ​ ‌​​ ​‍​ ‌‌​ ​‌​ ​‌​‍‌‌​ ​‍​ ​‍​‍‌‌​ ‌‌‌​‌​​‍ ‍‌‍​ ‌‍‍​‌‍‍‌‌‍ ​‌‍‌​‌ ​‍‌‍‌‌‌‍ ‍​‍‌‌​ ‌‌‌​​‍‌‌ ‌‍‍ ‌‍‌‌‌ ‍‌​‍‌‌​ ​ ‌​‌​​‍‌‌​ ​ ‌​‌​​‍‌‌​ ​‍​ ​‍‌‍​‍​ ‌​​ ‍​​ ‍​‌‍​‍‌‍‌‍​ ​​‌‍‌‌​ ‌‌‌‍​‌‌‍‌‍​ ​‌​‍‌‌​ ​‍​ ​‍​‍‌‌​ ‌‌‌​‌​​‍ ‍‌ ‌​‌‍‍‌‌ ‌​‌‍ ​‌‍‌‌​‍‌‍‌ ​​‌‍‌‌‌ ​‍‌ ​ ‌ ​​‌‍‌‌‌‍​ ‌ ‌​‌‍‍‌‌ ‌‍‌‍‌‌​ ‌‌ ​​‌ ‌‌‌‍​‍‌‍ ​‌‍‍‌‌ ​ ‌‍‍​‌‍‌‌‌‍‌​​‍​‍‌ ‌
Campaigns​​​​‌ ‍ ​‍​‍‌‍ ‌ ​‍‌‍‍‌‌‍‌ ‌‍‍‌‌‍ ‍​‍​‍​ ‍‍​‍​‍‌ ​ ‌‍​‌‌‍ ‍‌‍‍‌‌ ‌​‌ ‍‌​‍ ‍‌‍‍‌‌‍ ​‍​‍​‍ ​​‍​‍‌‍‍​‌ ​‍‌‍‌‌‌‍‌‍​‍​‍​ ‍‍​‍​‍‌‍‍​‌ ‌​‌ ‌​‌ ​​​ ‍‍​‍ ​‍ ‌‍ ​‌‍ ‌‍​ ‌‍​‌‌‍ ​‌‍‍​‌‍ ‌ ​ ‌ ‌​​ ‍‍​ ​ ​ ​​​ ​​​ ​​​‍ ‌ ​ ‌ ‌​‌ ‌‌‌‍‌​‌‍‍‌‌‍ ​‍ ‌‍‍‌‌‍ ‍‌ ‌​‌‍‌‌‌‍ ‍‌ ‌​​‍ ‌‍‌‌‌‍‌​‌‍‍‌‌ ‌​​‍ ‌‍ ‌‌‍ ‌‍‌​‌‍‌‌​ ‌‌ ​​‌ ​‍‌‍‌‌‌ ​ ‌‍‌‌‌‍ ‍‌ ‌​‌‍​‌‌ ‌​‌‍‍‌‌‍ ‌‍ ‍​ ‍ ‌‍‍‌‌‍‌​​ ‌​ ​‌​ ‍​​ ‍​‌‍‌‍‌‍​ ​ ‌ ​ ​ ‌‍​ ​‍ ‌​ ​ ‌‍​‌​ ​​‌‍‌‌​‍ ‌​ ‌​​ ​ ​ ​‌​ ​​​‍ ‌​ ‍​‌‍‌‍​ ‍‌​ ​ ​‍ ‌‌‍​‌‌‍‌‍‌‍​ ‌‍​‍​ ‌‍‌‍​ ​ ​‌​ ​ ​ ‍‌​ ‍‌​ ‌‍‌‍​‍​ ‍ ‌ ‌​‌ ‍‌‌ ​​‌‍‌‌​ ‌‌‍ ‍‌‍​‌‌ ‌‍‌‍‍‌‌‍‌ ‌‍​‌‌ ‌​‌‍‍‌‌‍ ‌‍ ‍​ ‍ ‌ ​​‌‍​‌‌ ‌​‌‍‍​​ ‌‌‍ ‍‌‍​‌‌ ‌‍‌‍‍‌‌‍‌ ‌‍​‌‌ ‌​‌‍‍‌‌‍ ‌‍ ‍‌​‍‌‌ ‌​‌‍‌‌‌‍ ‌‌ ​ ​‍‌‌​ ‌‌‌​​‍‌‌ ‌‍‍ ‌‍‌‌‌ ‍‌​‍‌‌​ ​ ‌​‌​​‍‌‌​ ​ ‌​‌​​‍‌‌​ ​‍​ ​‍​ ​‌‌‍​‍​ ​​​ ‌‍‌‍‌​​ ​​​ ‌ ​ ‌​​ ​‍​ ‌‌​ ​‌​ ​‌​‍‌‌​ ​‍​ ​‍​‍‌‌​ ‌‌‌​‌​​‍ ‍‌‍​ ‌‍‍​‌‍‍‌‌‍ ​‌‍‌​‌ ​‍‌‍‌‌‌‍ ‍​‍‌‌​ ‌‌‌​​‍‌‌ ‌‍‍ ‌‍‌‌‌ ‍‌​‍‌‌​ ​ ‌​‌​​‍‌‌​ ​ ‌​‌​​‍‌‌​ ​‍​ ​‍‌‍​‍​ ‌​​ ‍​​ ‍​‌‍​‍‌‍‌‍​ ​​‌‍‌‌​ ‌‌‌‍​‌‌‍‌‍​ ​‌​‍‌‌​ ​‍​ ​‍​‍‌‌​ ‌‌‌​‌​​‍ ‍‌‍​ ‌‍‍​‌‍‍‌‌‍ ​‌‍‌​‌ ​‍‌‍‌‌‌‍ ‍​‍‌‌​ ‌‌‌​​‍‌‌ ‌‍‍ ‌‍‌‌‌ ‍‌​‍‌‌​ ​ ‌​‌​​‍‌‌​ ​ ‌​‌​​‍‌‌​ ​‍​ ​‍​ ​ ​ ​‌‌‍​‍‌‍‌​​ ‌‌​ ‌‌‌‍‌​‌‍​ ​ ‍‌​ ​‍​ ‍​​ ​ ​‍‌‌​ ​‍​ ​‍​‍‌‌​ ‌‌‌​‌​​‍ ‍‌ ‌​‌‍‍‌‌ ‌​‌‍ ​‌‍‌‌​ ‌‍​‍‌‍​‌‌ ​ ‌‍‌‌‌‌‌‌‌ ​‍‌‍ ​​ ‌‌‍‍​‌ ‌​‌ ‌​‌ ​​​‍‌‌​ ​ ‌​​‌​‍‌‌​ ​‍‌​‌‍​‍‌‌​ ​‍‌​‌‍‌‍ ​‌‍ ‌‍​ ‌‍​‌‌‍ ​‌‍‍​‌‍ ‌ ​ ‌ ‌​​‍‌‌​ ​ ‌​​‌​ ​ ​ ​​​ ​​​ ​​​‍‌‌​ ​‍‌​‌‍‌ ​ ‌ ‌​‌ ‌‌‌‍‌​‌‍‍‌‌‍ ​‍‌‍‌‍‍‌‌‍‌​​ ‌​ ​‌​ ‍​​ ‍​‌‍‌‍‌‍​ ​ ‌ ​ ​ ‌‍​ ​‍ ‌​ ​ ‌‍​‌​ ​​‌‍‌‌​‍ ‌​ ‌​​ ​ ​ ​‌​ ​​​‍ ‌​ ‍​‌‍‌‍​ ‍‌​ ​ ​‍ ‌‌‍​‌‌‍‌‍‌‍​ ‌‍​‍​ ‌‍‌‍​ ​ ​‌​ ​ ​ ‍‌​ ‍‌​ ‌‍‌‍​‍​‍‌‍‌ ‌​‌ ‍‌‌ ​​‌‍‌‌​ ‌‌‍ ‍‌‍​‌‌ ‌‍‌‍‍‌‌‍‌ ‌‍​‌‌ ‌​‌‍‍‌‌‍ ‌‍ ‍​‍‌‍‌ ​​‌‍​‌‌ ‌​‌‍‍​​ ‌‌‍ ‍‌‍​‌‌ ‌‍‌‍‍‌‌‍‌ ‌‍​‌‌ ‌​‌‍‍‌‌‍ ‌‍ ‍‌​‍‌‌ ‌​‌‍‌‌‌‍ ‌‌ ​ ​‍‌‌​ ‌‌‌​​‍‌‌ ‌‍‍ ‌‍‌‌‌ ‍‌​‍‌‌​ ​ ‌​‌​​‍‌‌​ ​ ‌​‌​​‍‌‌​ ​‍​ ​‍​ ​‌‌‍​‍​ ​​​ ‌‍‌‍‌​​ ​​​ ‌ ​ ‌​​ ​‍​ ‌‌​ ​‌​ ​‌​‍‌‌​ ​‍​ ​‍​‍‌‌​ ‌‌‌​‌​​‍ ‍‌‍​ ‌‍‍​‌‍‍‌‌‍ ​‌‍‌​‌ ​‍‌‍‌‌‌‍ ‍​‍‌‌​ ‌‌‌​​‍‌‌ ‌‍‍ ‌‍‌‌‌ ‍‌​‍‌‌​ ​ ‌​‌​​‍‌‌​ ​ ‌​‌​​‍‌‌​ ​‍​ ​‍‌‍​‍​ ‌​​ ‍​​ ‍​‌‍​‍‌‍‌‍​ ​​‌‍‌‌​ ‌‌‌‍​‌‌‍‌‍​ ​‌​‍‌‌​ ​‍​ ​‍​‍‌‌​ ‌‌‌​‌​​‍ ‍‌‍​ ‌‍‍​‌‍‍‌‌‍ ​‌‍‌​‌ ​‍‌‍‌‌‌‍ ‍​‍‌‌​ ‌‌‌​​‍‌‌ ‌‍‍ ‌‍‌‌‌ ‍‌​‍‌‌​ ​ ‌​‌​​‍‌‌​ ​ ‌​‌​​‍‌‌​ ​‍​ ​‍​ ​ ​ ​‌‌‍​‍‌‍‌​​ ‌‌​ ‌‌‌‍‌​‌‍​ ​ ‍‌​ ​‍​ ‍​​ ​ ​‍‌‌​ ​‍​ ​‍​‍‌‌​ ‌‌‌​‌​​‍ ‍‌ ‌​‌‍‍‌‌ ‌​‌‍ ​‌‍‌‌​‍‌‍‌ ​​‌‍‌‌‌ ​‍‌ ​ ‌ ​​‌‍‌‌‌‍​ ‌ ‌​‌‍‍‌‌ ‌‍‌‍‌‌​ ‌‌ ​​‌ ‌‌‌‍​‍‌‍ ​‌‍‍‌‌ ​ ‌‍‍​‌‍‌‌‌‍‌​​‍​‍‌ ‌
Full campaign management​​​​‌ ‍ ​‍​‍‌‍ ‌ ​‍‌‍‍‌‌‍‌ ‌‍‍‌‌‍ ‍​‍​‍​ ‍‍​‍​‍‌ ​ ‌‍​‌‌‍ ‍‌‍‍‌‌ ‌​‌ ‍‌​‍ ‍‌‍‍‌‌‍ ​‍​‍​‍ ​​‍​‍‌‍‍​‌ ​‍‌‍‌‌‌‍‌‍​‍​‍​ ‍‍​‍​‍‌‍‍​‌ ‌​‌ ‌​‌ ​​​ ‍‍​‍ ​‍ ‌‍ ​‌‍ ‌‍​ ‌‍​‌‌‍ ​‌‍‍​‌‍ ‌ ​ ‌ ‌​​ ‍‍​ ​ ​ ​​​ ​​​ ​​​‍ ‌ ​ ‌ ‌​‌ ‌‌‌‍‌​‌‍‍‌‌‍ ​‍ ‌‍‍‌‌‍ ‍‌ ‌​‌‍‌‌‌‍ ‍‌ ‌​​‍ ‌‍‌‌‌‍‌​‌‍‍‌‌ ‌​​‍ ‌‍ ‌‌‍ ‌‍‌​‌‍‌‌​ ‌‌ ​​‌ ​‍‌‍‌‌‌ ​ ‌‍‌‌‌‍ ‍‌ ‌​‌‍​‌‌ ‌​‌‍‍‌‌‍ ‌‍ ‍​ ‍ ‌‍‍‌‌‍‌​​ ‌​ ​‌​ ‍​​ ‍​‌‍‌‍‌‍​ ​ ‌ ​ ​ ‌‍​ ​‍ ‌​ ​ ‌‍​‌​ ​​‌‍‌‌​‍ ‌​ ‌​​ ​ ​ ​‌​ ​​​‍ ‌​ ‍​‌‍‌‍​ ‍‌​ ​ ​‍ ‌‌‍​‌‌‍‌‍‌‍​ ‌‍​‍​ ‌‍‌‍​ ​ ​‌​ ​ ​ ‍‌​ ‍‌​ ‌‍‌‍​‍​ ‍ ‌ ‌​‌ ‍‌‌ ​​‌‍‌‌​ ‌‌‍ ‍‌‍​‌‌ ‌‍‌‍‍‌‌‍‌ ‌‍​‌‌ ‌​‌‍‍‌‌‍ ‌‍ ‍​ ‍ ‌ ​​‌‍​‌‌ ‌​‌‍‍​​ ‌‌‍ ‍‌‍​‌‌ ‌‍‌‍‍‌‌‍‌ ‌‍​‌‌ ‌​‌‍‍‌‌‍ ‌‍ ‍‌​‍‌‌ ‌​‌‍‌‌‌‍ ‌‌ ​ ​‍‌‌​ ‌‌‌​​‍‌‌ ‌‍‍ ‌‍‌‌‌ ‍‌​‍‌‌​ ​ ‌​‌​​‍‌‌​ ​ ‌​‌​​‍‌‌​ ​‍​ ​‍​ ​‌‌‍​‍​ ​​​ ‌‍‌‍‌​​ ​​​ ‌ ​ ‌​​ ​‍​ ‌‌​ ​‌​ ​‌​‍‌‌​ ​‍​ ​‍​‍‌‌​ ‌‌‌​‌​​‍ ‍‌‍​ ‌‍‍​‌‍‍‌‌‍ ​‌‍‌​‌ ​‍‌‍‌‌‌‍ ‍​‍‌‌​ ‌‌‌​​‍‌‌ ‌‍‍ ‌‍‌‌‌ ‍‌​‍‌‌​ ​ ‌​‌​​‍‌‌​ ​ ‌​‌​​‍‌‌​ ​‍​ ​‍‌‍​‍​ ‌​​ ‍​​ ‍​‌‍​‍‌‍‌‍​ ​​‌‍‌‌​ ‌‌‌‍​‌‌‍‌‍​ ​‌​‍‌‌​ ​‍​ ​‍​‍‌‌​ ‌‌‌​‌​​‍ ‍‌‍​ ‌‍‍​‌‍‍‌‌‍ ​‌‍‌​‌ ​‍‌‍‌‌‌‍ ‍​‍‌‌​ ‌‌‌​​‍‌‌ ‌‍‍ ‌‍‌‌‌ ‍‌​‍‌‌​ ​ ‌​‌​​‍‌‌​ ​ ‌​‌​​‍‌‌​ ​‍​ ​‍​ ​ ​ ​‌‌‍​‍‌‍‌​​ ‌‌​ ‌‌‌‍‌​‌‍​ ​ ‍‌​ ​‍​ ‍​​ ​ ​‍‌‌​ ​‍​ ​‍​‍‌‌​ ‌‌‌​‌​​‍ ‍‌‍‌‌‌ ‍​‌‍​ ‌‍‌‌‌ ​‍‌ ​​‌ ‌​​ ‌‍​‍‌‍​‌‌ ​ ‌‍‌‌‌‌‌‌‌ ​‍‌‍ ​​ ‌‌‍‍​‌ ‌​‌ ‌​‌ ​​​‍‌‌​ ​ ‌​​‌​‍‌‌​ ​‍‌​‌‍​‍‌‌​ ​‍‌​‌‍‌‍ ​‌‍ ‌‍​ ‌‍​‌‌‍ ​‌‍‍​‌‍ ‌ ​ ‌ ‌​​‍‌‌​ ​ ‌​​‌​ ​ ​ ​​​ ​​​ ​​​‍‌‌​ ​‍‌​‌‍‌ ​ ‌ ‌​‌ ‌‌‌‍‌​‌‍‍‌‌‍ ​‍‌‍‌‍‍‌‌‍‌​​ ‌​ ​‌​ ‍​​ ‍​‌‍‌‍‌‍​ ​ ‌ ​ ​ ‌‍​ ​‍ ‌​ ​ ‌‍​‌​ ​​‌‍‌‌​‍ ‌​ ‌​​ ​ ​ ​‌​ ​​​‍ ‌​ ‍​‌‍‌‍​ ‍‌​ ​ ​‍ ‌‌‍​‌‌‍‌‍‌‍​ ‌‍​‍​ ‌‍‌‍​ ​ ​‌​ ​ ​ ‍‌​ ‍‌​ ‌‍‌‍​‍​‍‌‍‌ ‌​‌ ‍‌‌ ​​‌‍‌‌​ ‌‌‍ ‍‌‍​‌‌ ‌‍‌‍‍‌‌‍‌ ‌‍​‌‌ ‌​‌‍‍‌‌‍ ‌‍ ‍​‍‌‍‌ ​​‌‍​‌‌ ‌​‌‍‍​​ ‌‌‍ ‍‌‍​‌‌ ‌‍‌‍‍‌‌‍‌ ‌‍​‌‌ ‌​‌‍‍‌‌‍ ‌‍ ‍‌​‍‌‌ ‌​‌‍‌‌‌‍ ‌‌ ​ ​‍‌‌​ ‌‌‌​​‍‌‌ ‌‍‍ ‌‍‌‌‌ ‍‌​‍‌‌​ ​ ‌​‌​​‍‌‌​ ​ ‌​‌​​‍‌‌​ ​‍​ ​‍​ ​‌‌‍​‍​ ​​​ ‌‍‌‍‌​​ ​​​ ‌ ​ ‌​​ ​‍​ ‌‌​ ​‌​ ​‌​‍‌‌​ ​‍​ ​‍​‍‌‌​ ‌‌‌​‌​​‍ ‍‌‍​ ‌‍‍​‌‍‍‌‌‍ ​‌‍‌​‌ ​‍‌‍‌‌‌‍ ‍​‍‌‌​ ‌‌‌​​‍‌‌ ‌‍‍ ‌‍‌‌‌ ‍‌​‍‌‌​ ​ ‌​‌​​‍‌‌​ ​ ‌​‌​​‍‌‌​ ​‍​ ​‍‌‍​‍​ ‌​​ ‍​​ ‍​‌‍​‍‌‍‌‍​ ​​‌‍‌‌​ ‌‌‌‍​‌‌‍‌‍​ ​‌​‍‌‌​ ​‍​ ​‍​‍‌‌​ ‌‌‌​‌​​‍ ‍‌‍​ ‌‍‍​‌‍‍‌‌‍ ​‌‍‌​‌ ​‍‌‍‌‌‌‍ ‍​‍‌‌​ ‌‌‌​​‍‌‌ ‌‍‍ ‌‍‌‌‌ ‍‌​‍‌‌​ ​ ‌​‌​​‍‌‌​ ​ ‌​‌​​‍‌‌​ ​‍​ ​‍​ ​ ​ ​‌‌‍​‍‌‍‌​​ ‌‌​ ‌‌‌‍‌​‌‍​ ​ ‍‌​ ​‍​ ‍​​ ​ ​‍‌‌​ ​‍​ ​‍​‍‌‌​ ‌‌‌​‌​​‍ ‍‌‍‌‌‌ ‍​‌‍​ ‌‍‌‌‌ ​‍‌ ​​‌ ‌​​‍‌‍‌ ​​‌‍‌‌‌ ​‍‌ ​ ‌ ​​‌‍‌‌‌‍​ ‌ ‌​‌‍‍‌‌ ‌‍‌‍‌‌​ ‌‌ ​​‌ ‌‌‌‍​‍‌‍ ​‌‍‍‌‌ ​ ‌‍‍​‌‍‌‌‌‍‌​​‍​‍‌ ‌